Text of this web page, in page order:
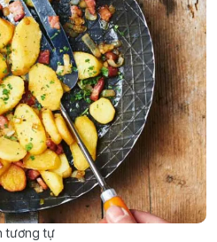
tương tự